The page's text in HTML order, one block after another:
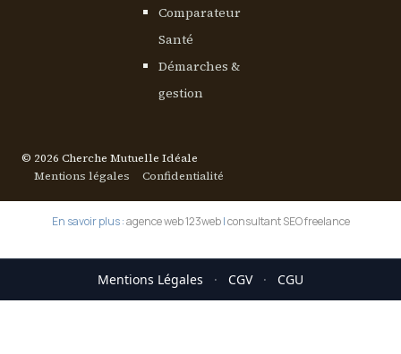
Comparateur
Santé
Démarches &
gestion
© 2026 Cherche Mutuelle Idéale
Mentions légales
Confidentialité
En savoir plus :agence web 123web|consultant SEO freelance
Mentions Légales · CGV · CGU